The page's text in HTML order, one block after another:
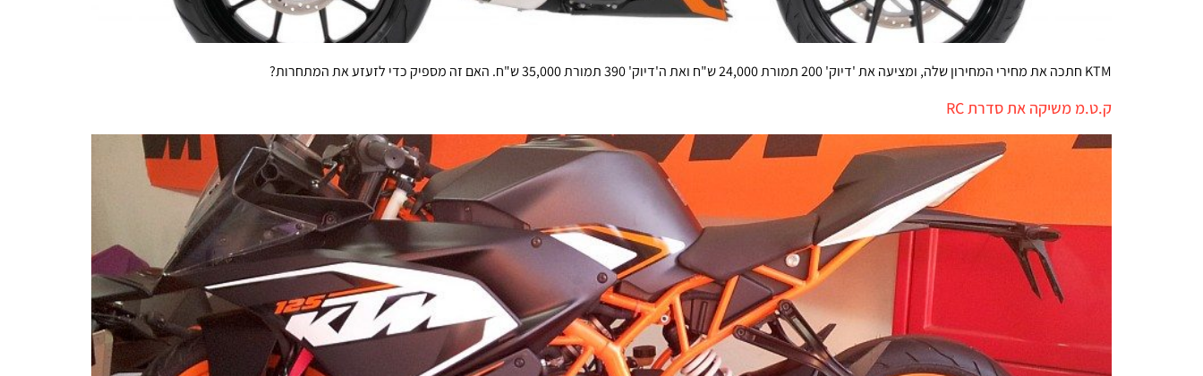
KTM חתכה את מחירי המחירון שלה, ומציעה את 'דיוק' 200 תמורת 24,000 ש"ח ואת ה'דיוק' 390 תמורת 35,000 ש"ח. האם זה מספיק כדי לזעזע את המתחרות?
ק.ט.מ משיקה את סדרת RC